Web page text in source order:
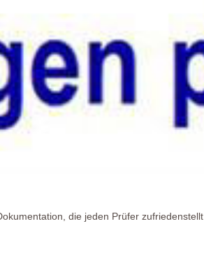
die jeden Prüfer zufriedenstellt